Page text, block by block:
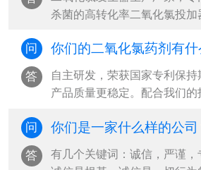
杀菌的高转化率二氧化氯投加
问 你们的二氧化氯药剂有什
答
自主研发，荣获国家专利保持
产品质量更稳定。配合我们的
问 你们是一家什么样的公司
答
有几个关键词：诚信，严谨，